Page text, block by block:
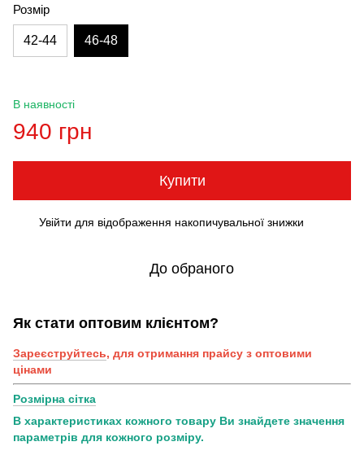
Розмір
42-44 46-48
В наявності
940 грн
Купити
Увійти для відображення накопичувальної знижки
До обраного
Як стати оптовим клієнтом?
Зареєструйтесь, для отримання прайсу з оптовими
цінами
Розмірна сітка
В характеристиках кожного товару Ви знайдете значення
параметрів для кожного розміру.